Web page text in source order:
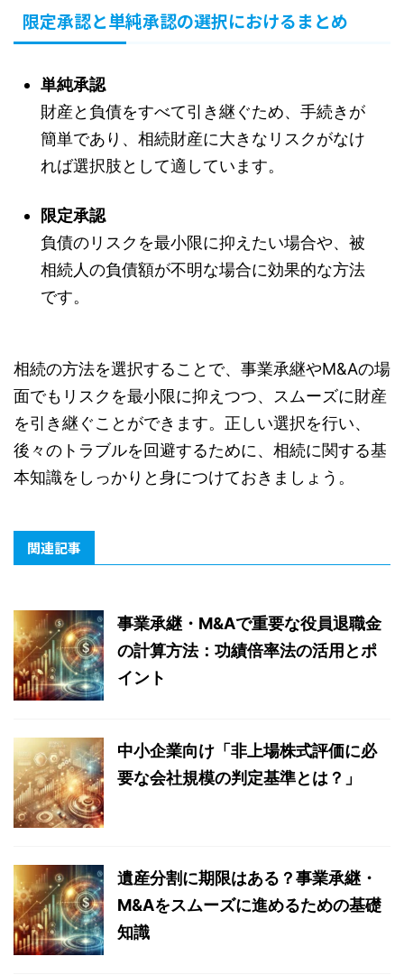
限定承認と単純承認の選択におけるまとめ
単純承認
財産と負債をすべて引き継ぐため、手続きが
簡単であり、相続財産に大きなリスクがなけ
れば選択肢として適しています。
限定承認
負債のリスクを最小限に抑えたい場合や、被
相続人の負債額が不明な場合に効果的な方法
です。
相続の方法を選択することで、事業承継やM&Aの場
面でもリスクを最小限に抑えつつ、スムーズに財産
を引き継ぐことができます。正しい選択を行い、
後々のトラブルを回避するために、相続に関する基
本知識をしっかりと身につけておきましょう。
関連記事
事業承継・M&Aで重要な役員退職金
の計算方法：功績倍率法の活用とポ
イント
中小企業向け「非上場株式評価に必
要な会社規模の判定基準とは？」
遺産分割に期限はある？事業承継・
M&Aをスムーズに進めるための基礎
知識